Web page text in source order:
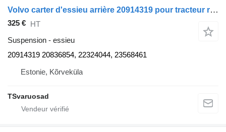
Volvo carter d'essieu arrière 20914319 pour tracteur routier Volvo FM9
325 € HT
Suspension - essieu
20914319 20836854, 22324044, 23568461
Estonie, Kõrveküla
TSvaruosad